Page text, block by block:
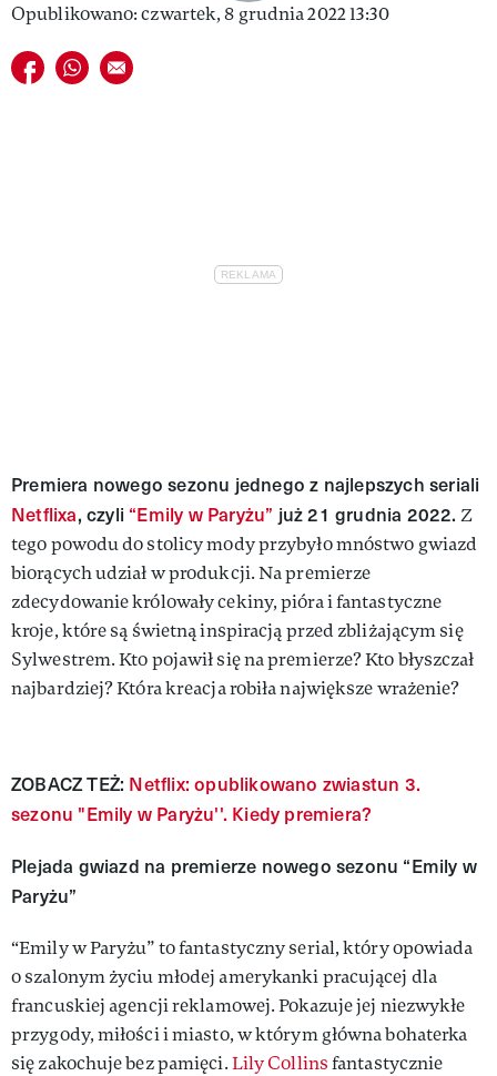
VIVA!ITAKA
MAGAZYN VIVA!
Opublikowano: czwartek, 8 grudnia 2022 13:30
Udostępnij na facebook
Udostępnij na whatsapp
E-mail do przyjaciela
Premiera nowego sezonu jednego z najlepszych seriali
Netflixa, czyli “Emily w Paryżu” już 21 grudnia 2022. Z
tego powodu do stolicy mody przybyło mnóstwo gwiazd
biorących udział w produkcji. Na premierze
zdecydowanie królowały cekiny, pióra i fantastyczne
kroje, które są świetną inspiracją przed zbliżającym się
Sylwestrem. Kto pojawił się na premierze? Kto błyszczał
najbardziej? Która kreacja robiła największe wrażenie?
ZOBACZ TEŻ: Netflix: opublikowano zwiastun 3.
sezonu "Emily w Paryżu''. Kiedy premiera?
Plejada gwiazd na premierze nowego sezonu “Emily w
Paryżu”
“Emily w Paryżu” to fantastyczny serial, który opowiada
o szalonym życiu młodej amerykanki pracującej dla
francuskiej agencji reklamowej. Pokazuje jej niezwykłe
przygody, miłości i miasto, w którym główna bohaterka
się zakochuje bez pamięci.Lily Collinsfantastycznie